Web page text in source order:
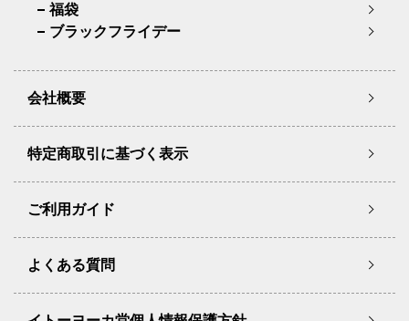
福袋
ブラックフライデー
会社概要
特定商取引に基づく表示
ご利用ガイド
よくある質問